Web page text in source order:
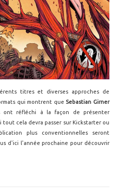
titres et diverses approches de
qui montrent que Sebastian Girner
ont réfléchi à la façon de présenter
tout cela devra passer sur Kickstarter ou
plus conventionnelles seront
d'ici l'année prochaine pour découvrir